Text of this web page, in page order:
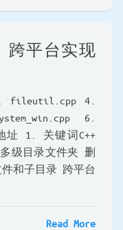
跨平台实现
4.
6.
址 1. 关键词C++
级目录文件夹 删
和子目录 跨平台
Read More